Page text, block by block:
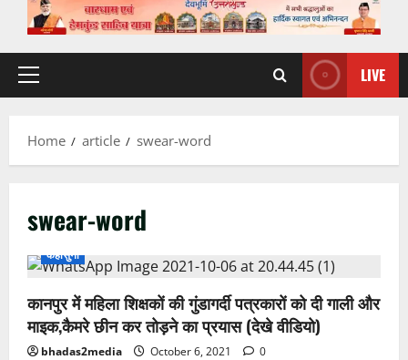
Primary
LIVE
Home article swear-word
swear-word
कहासुनी
कानपुर में महिला शिक्षकों की गुंडागर्दी पत्रकारों को दी गाली और
माइक,कैमरे छीन कर तोड़ने का प्रयास (देखे वीडियो)
bhadas2media October 6, 2021 0